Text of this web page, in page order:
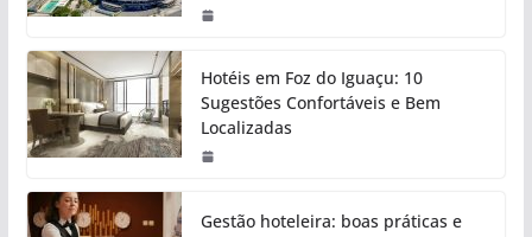
Hotéis em Foz do Iguaçu: 10
Sugestões Confortáveis e Bem
Localizadas
Gestão hoteleira: boas práticas e